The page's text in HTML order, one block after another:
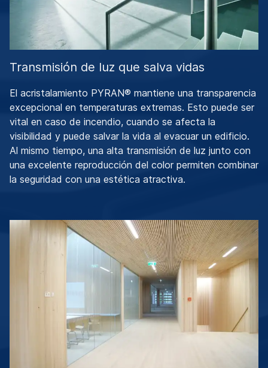
Transmisión de luz que salva vidas
El acristalamiento PYRAN® mantiene una transparencia
excepcional en temperaturas extremas. Esto puede ser
vital en caso de incendio, cuando se afecta la
visibilidad y puede salvar la vida al evacuar un edificio.
Al mismo tiempo, una alta transmisión de luz junto con
una excelente reproducción del color permiten combinar
la seguridad con una estética atractiva.